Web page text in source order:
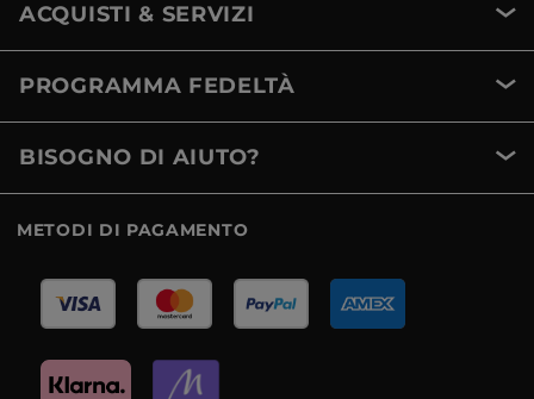
ACQUISTI & SERVIZI
PROGRAMMA FEDELTÀ
BISOGNO DI AIUTO?
METODI DI PAGAMENTO